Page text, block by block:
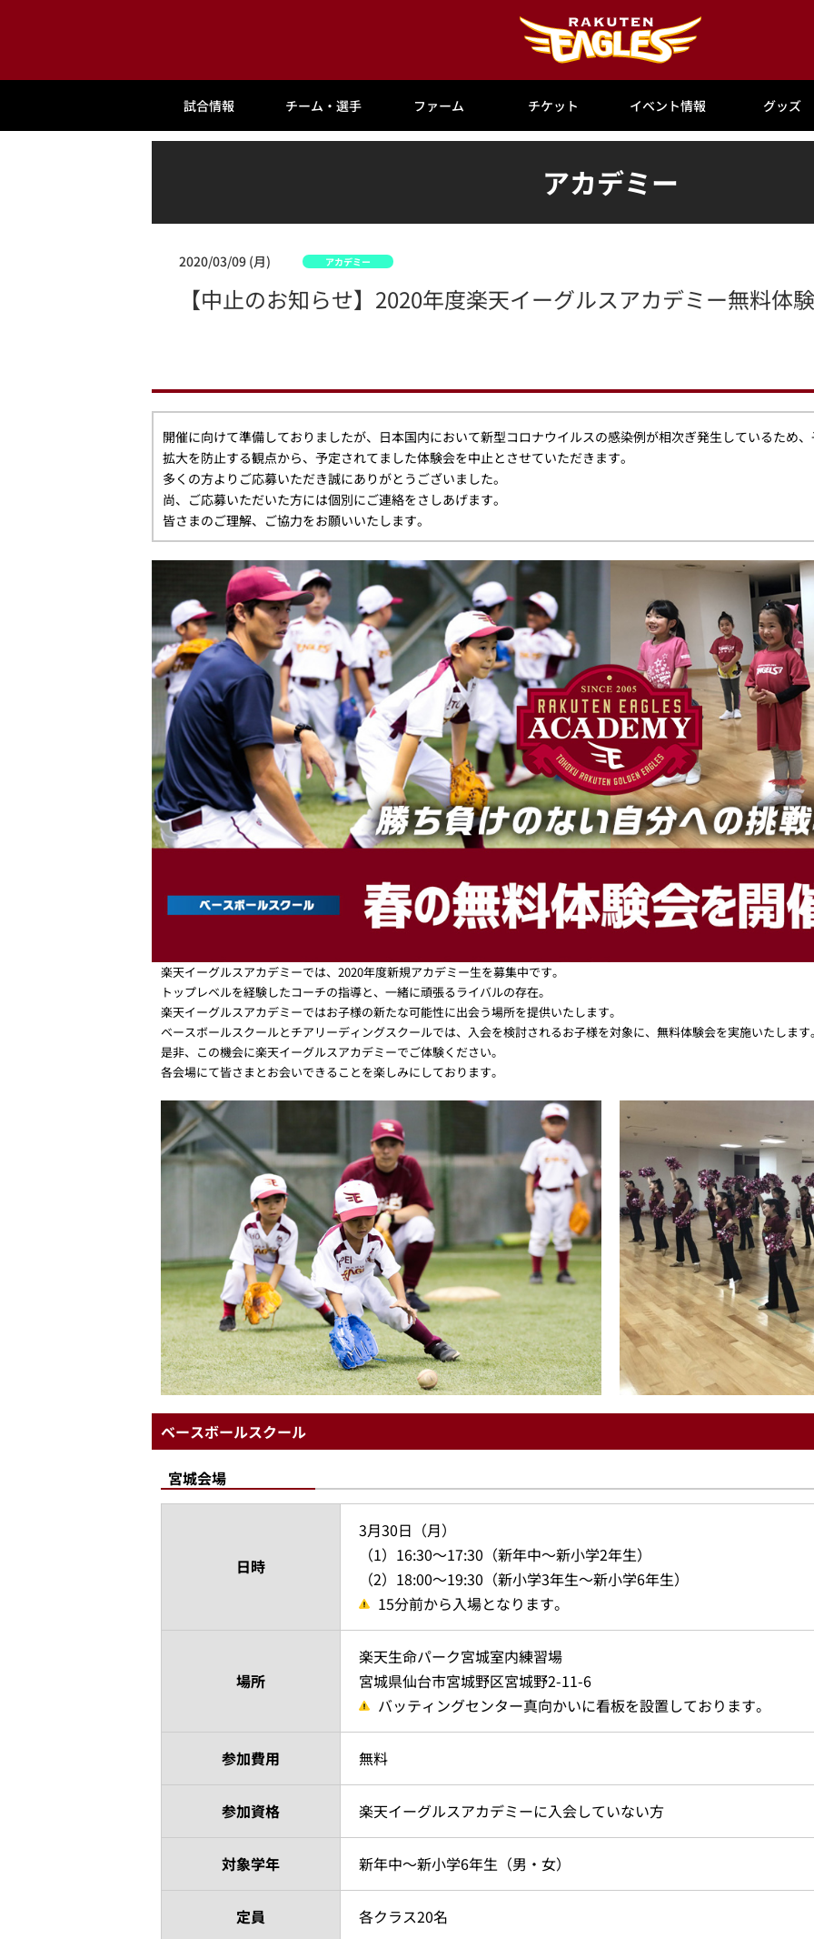
試合情報 チーム・選手 ファーム チケット イベント情報 グッズ
アカデミー
2020/03/09 (月) アカデミー
【中止のお知らせ】2020年度楽天イーグルスアカデミー無料体
開催に向けて準備しておりましたが、日本国内において新型コロナウイルスの感染例が相次ぎ発生しているため
拡大を防止する観点から、予定されてました体験会を中止とさせていただきます。
多くの方よりご応募いただき誠にありがとうございました。
尚、ご応募いただいた方には個別にご連絡をさしあげます。
皆さまのご理解、ご協力をお願いいたします。
楽天イーグルスアカデミーでは、2020年度新規アカデミー生を募集中です。
トップレベルを経験したコーチの指導と、一緒に頑張るライバルの存在。
楽天イーグルスアカデミーではお子様の新たな可能性に出会う場所を提供いたします。
ベースボールスクールとチアリーディングスクールでは、入会を検討されるお子様を対象に、無料体験会を実施いたします
是非、この機会に楽天イーグルスアカデミーでご体験ください。
各会場にて皆さまとお会いできることを楽しみにしております。
ベースボールスクール
宮城会場
日時
3月30日（月）
（1）16:30～17:30（新年中～新小学2年生）
（2）18:00～19:30（新小学3年生～新小学6年生）
15分前から入場となります。
場所
楽天生命パーク宮城室内練習場
宮城県仙台市宮城野区宮城野2-11-6
バッティングセンター真向かいに看板を設置しております。
参加費用 無料
参加資格 楽天イーグルスアカデミーに入会していない方
対象学年 新年中～新小学6年生（男・女）
定員 各クラス20名